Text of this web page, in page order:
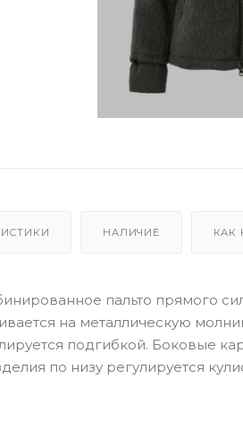
НАЛИЧИЕ КАК
пальто прямого
на металлическую
подгибкой. Боковые
по низу регулируется